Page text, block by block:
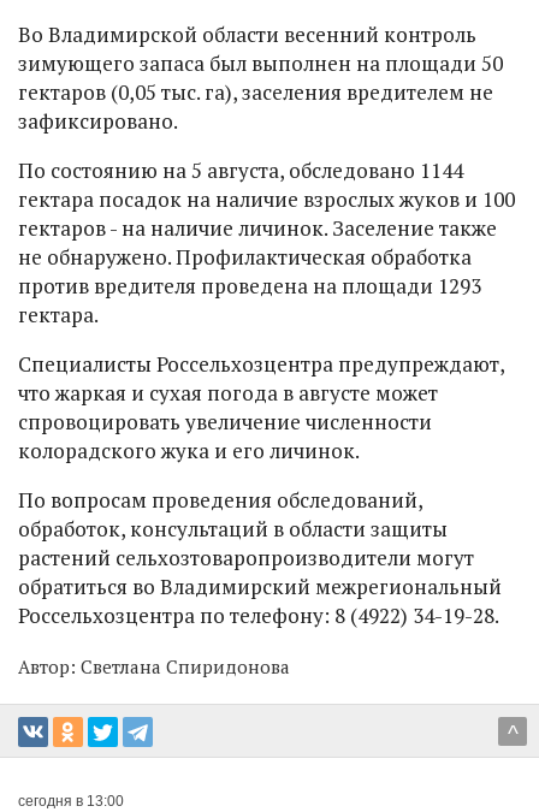
Во Владимирской области весенний контроль
зимующего запаса был выполнен на площади 50
гектаров (0,05 тыс. га), заселения вредителем не
зафиксировано.
По состоянию на 5 августа, обследовано 1144
гектара посадок на наличие взрослых жуков и 100
гектаров - на наличие личинок. Заселение также
не обнаружено. Профилактическая обработка
против вредителя проведена на площади 1293
гектара.
Специалисты Россельхозцентра предупреждают,
что жаркая и сухая погода в августе может
спровоцировать увеличение численности
колорадского жука и его личинок.
По вопросам проведения обследований,
обработок, консультаций в области защиты
растений сельхозтоваропроизводители могут
обратиться во Владимирский межрегиональный
Россельхозцентра по телефону: 8 (4922) 34-19-28.
Автор: Светлана Спиридонова
^
сегодня в 13:00